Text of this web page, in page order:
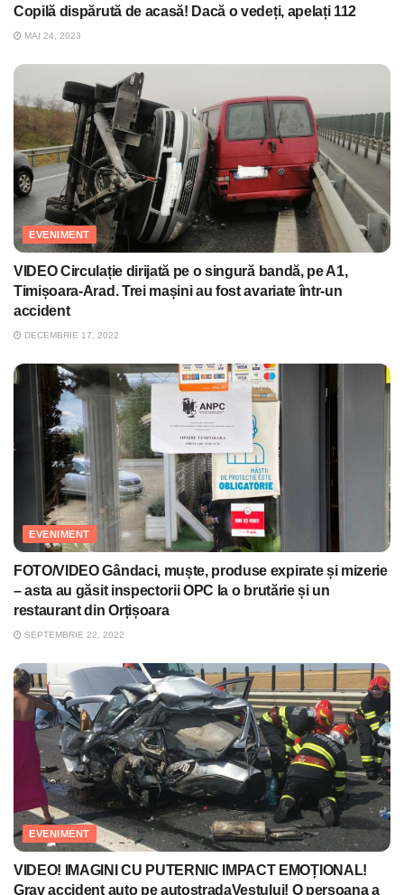
Copilă dispărută de acasă! Dacă o vedeți, apelați 112
MAI 24, 2023
EVENIMENT
VIDEO Circulație dirijată pe o singură bandă, pe A1,
Timișoara-Arad. Trei mașini au fost avariate într-un
accident
DECEMBRIE 17, 2022
EVENIMENT
FOTO/VIDEO Gândaci, muște, produse expirate și mizerie
– asta au găsit inspectorii OPC la o brutărie și un
restaurant din Orțișoara
SEPTEMBRIE 22, 2022
EVENIMENT
VIDEO! IMAGINI CU PUTERNIC IMPACT EMOȚIONAL!
Grav accident auto pe autostradaVestului! O persoana a